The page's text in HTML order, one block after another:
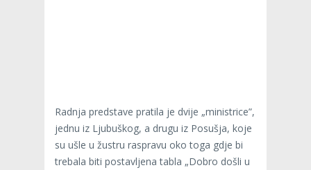
Radnja predstave pratila je dvije „ministrice”,
jednu iz Ljubuškog, a drugu iz Posušja, koje
su ušle u žustru raspravu oko toga gdje bi
trebala biti postavljena tabla „Dobro došli u